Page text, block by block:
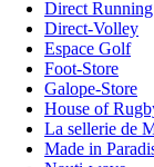
Direct Running
Direct-Volley
Espace Golf
Foot-Store
Galope-Store
House of
La sellerie de
Made in